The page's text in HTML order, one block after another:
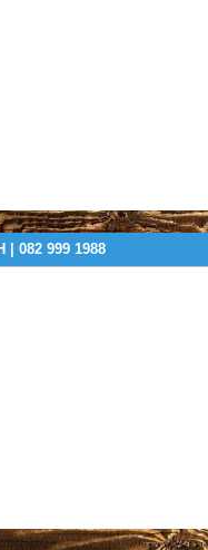
| 082 999 1988